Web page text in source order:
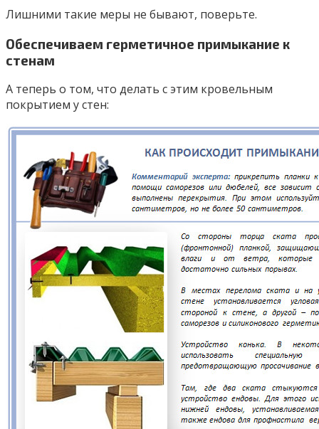
Лишними такие меры не бывают, поверьте.
Обеспечиваем герметичное примыкание к
стенам
А теперь о том, что делать с этим кровельным
покрытием у стен: